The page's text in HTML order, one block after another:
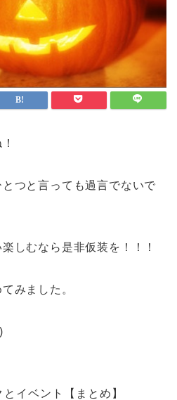
つと言っても過言でないで
しむなら是非仮装を！！！
みました。
イベント【まとめ】